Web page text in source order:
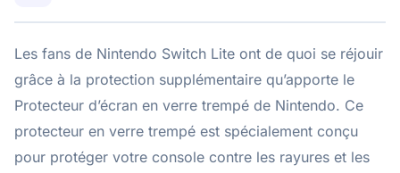
Les fans de Nintendo Switch Lite ont de quoi se réjouir
grâce à la protection supplémentaire qu’apporte le
Protecteur d’écran en verre trempé de Nintendo. Ce
protecteur en verre trempé est spécialement conçu
pour protéger votre console contre les rayures et les